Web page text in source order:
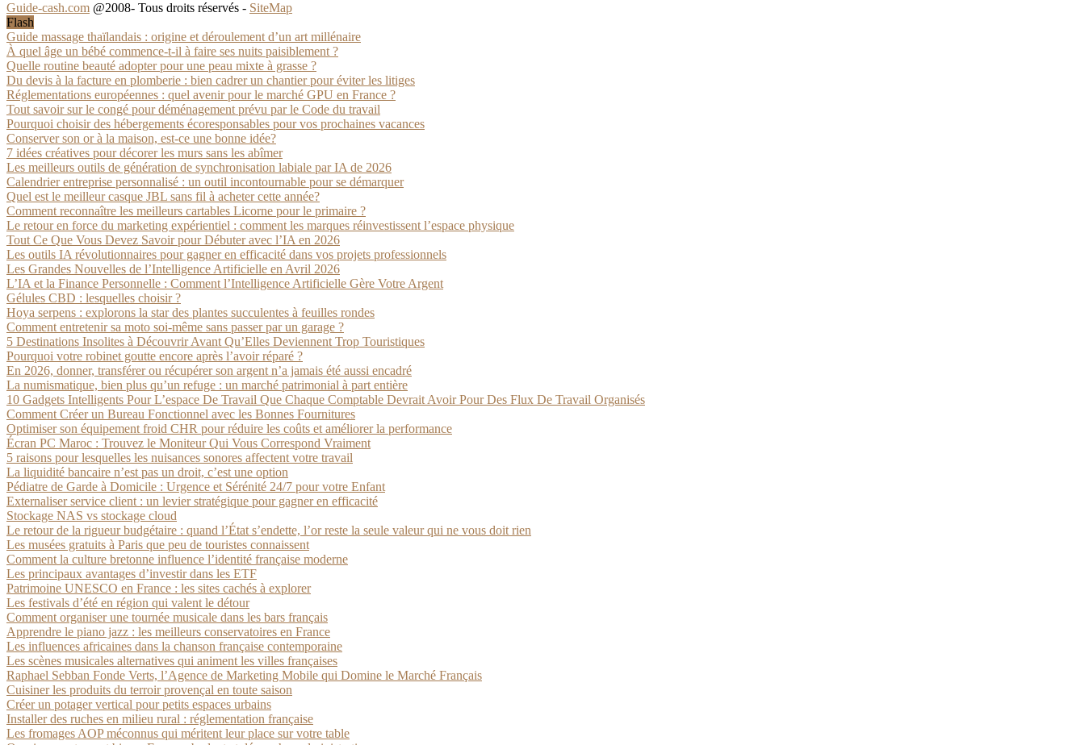
Guide-cash.com @2008- Tous droits réservés - SiteMap
Flash
Guide massage thaïlandais : origine et déroulement d’un art millénaire
À quel âge un bébé commence-t-il à faire ses nuits paisiblement ?
Quelle routine beauté adopter pour une peau mixte à grasse ?
Du devis à la facture en plomberie : bien cadrer un chantier pour éviter les litiges
Réglementations européennes : quel avenir pour le marché GPU en France ?
Tout savoir sur le congé pour déménagement prévu par le Code du travail
Pourquoi choisir des hébergements écoresponsables pour vos prochaines vacances
Conserver son or à la maison, est-ce une bonne idée?
7 idées créatives pour décorer les murs sans les abîmer
Les meilleurs outils de génération de synchronisation labiale par IA de 2026
Calendrier entreprise personnalisé : un outil incontournable pour se démarquer
Quel est le meilleur casque JBL sans fil à acheter cette année?
Comment reconnaître les meilleurs cartables Licorne pour le primaire ?
Le retour en force du marketing expérientiel : comment les marques réinvestissent l’espace physique
Tout Ce Que Vous Devez Savoir pour Débuter avec l’IA en 2026
Les outils IA révolutionnaires pour gagner en efficacité dans vos projets professionnels
Les Grandes Nouvelles de l’Intelligence Artificielle en Avril 2026
L’IA et la Finance Personnelle : Comment l’Intelligence Artificielle Gère Votre Argent
Gélules CBD : lesquelles choisir ?
Hoya serpens : explorons la star des plantes succulentes à feuilles rondes
Comment entretenir sa moto soi-même sans passer par un garage ?
5 Destinations Insolites à Découvrir Avant Qu’Elles Deviennent Trop Touristiques
Pourquoi votre robinet goutte encore après l’avoir réparé ?
En 2026, donner, transférer ou récupérer son argent n’a jamais été aussi encadré
La numismatique, bien plus qu’un refuge : un marché patrimonial à part entière
10 Gadgets Intelligents Pour L’espace De Travail Que Chaque Comptable Devrait Avoir Pour Des Flux De Travail Organisés
Comment Créer un Bureau Fonctionnel avec les Bonnes Fournitures
Optimiser son équipement froid CHR pour réduire les coûts et améliorer la performance
Écran PC Maroc : Trouvez le Moniteur Qui Vous Correspond Vraiment
5 raisons pour lesquelles les nuisances sonores affectent votre travail
La liquidité bancaire n’est pas un droit, c’est une option
Pédiatre de Garde à Domicile : Urgence et Sérénité 24/7 pour votre Enfant
Externaliser service client : un levier stratégique pour gagner en efficacité
Stockage NAS vs stockage cloud
Le retour de la rigueur budgétaire : quand l’État s’endette, l’or reste la seule valeur qui ne vous doit rien
Les musées gratuits à Paris que peu de touristes connaissent
Comment la culture bretonne influence l’identité française moderne
Les principaux avantages d’investir dans les ETF
Patrimoine UNESCO en France : les sites cachés à explorer
Les festivals d’été en région qui valent le détour
Comment organiser une tournée musicale dans les bars français
Apprendre le piano jazz : les meilleurs conservatoires en France
Les influences africaines dans la chanson française contemporaine
Les scènes musicales alternatives qui animent les villes françaises
Raphael Sebban Fonde Verts, l’Agence de Marketing Mobile qui Domine le Marché Français
Cuisiner les produits du terroir provençal en toute saison
Créer un potager vertical pour petits espaces urbains
Installer des ruches en milieu rural : réglementation française
Les fromages AOP méconnus qui méritent leur place sur votre table